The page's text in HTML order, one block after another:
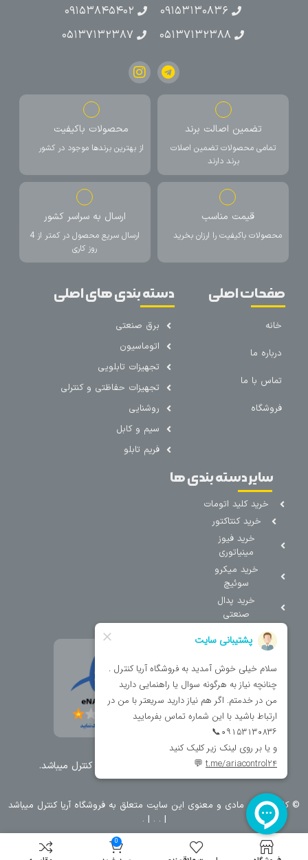
۰۹۱۵۳۱۳۰۸۳۶
۰۹۱۵۳۸۴۵۴۰۲
۰۵۱۳۷۱۳۲۳۸۸
۰۵۱۳۷۱۳۲۳۸۷
تضمین اصالت برند
تمامی محصولات تضمین اصلات
برند دارند
محصولات باکیفیت
از بهترین برندها موجود در کشور
قیمت مناسب
محصولات باکیفیت را ارزان بخرید
ارسال به سراسر کشور
ارسال سریع محصول در کمتر از 4
روز کاری
صفحات اصلی
خانه
درباره ما
تماس با ما
فروشگاه
دسته بندی های اصلی
برق صنعتی
اتوماسیون
تجهیزات تابلویی
تجهیزات حفاظتی و کنترلی
روشنایی
سیم و کابل
فریم تابلو
سایر دسته بندی ها
خرید کلید اتومات
خرید کنتاکتور
خرید فیوز
مینیاتوری
خرید میکرو
سوئیچ
خرید پدال
صنعتی
تمامی حقوق مطالب و سایت نزد شرکت اریا کنترل میباشد.
0
© کليه حقوق مادی و معنوی اين سايت متعلق به فروشگاه آریا کنترل ميباشد
|
. .
| .